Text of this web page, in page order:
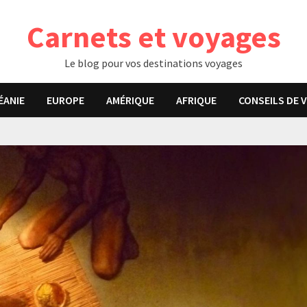
Carnets et voyages
Le blog pour vos destinations voyages
EUROPE AMÉRIQUE AFRIQUE CONSEILS DE